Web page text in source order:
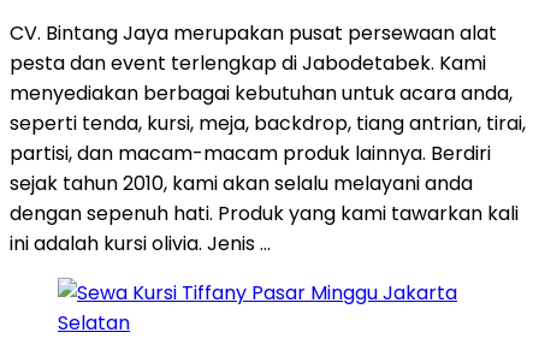
CV. Bintang Jaya merupakan pusat persewaan alat
pesta dan event terlengkap di Jabodetabek. Kami
menyediakan berbagai kebutuhan untuk acara anda,
seperti tenda, kursi, meja, backdrop, tiang antrian, tirai,
partisi, dan macam-macam produk lainnya. Berdiri
sejak tahun 2010, kami akan selalu melayani anda
dengan sepenuh hati. Produk yang kami tawarkan kali
ini adalah kursi olivia. Jenis …